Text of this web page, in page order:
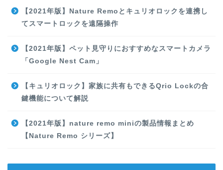
【2021年版】Nature Remoとキュリオロックを連携し
てスマートロックを遠隔操作
【2021年版】ペット見守りにおすすめなスマートカメラ
「Google Nest Cam」
【キュリオロック】家族に共有もできるQrio Lockの合
鍵機能について解説
【2021年版】nature remo miniの製品情報まとめ
【Nature Remo シリーズ】